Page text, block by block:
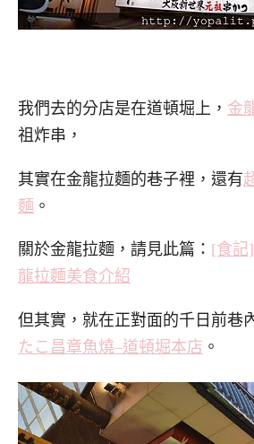
我們去的分店是在道頓堀上， 金
祖炸串，
其實在金龍拉麵的巷子裡，還有
麵 。
關於金龍拉麵，請見此篇： [食記
龍拉麵美食介紹
但其實，就在正對面的千日前巷
たこ昌章魚燒–道頓堀本店 。